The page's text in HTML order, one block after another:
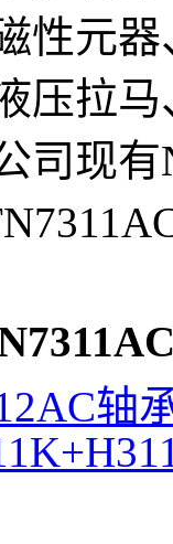
性元
压拉
司现
轴